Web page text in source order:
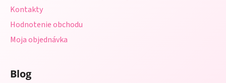
Kontakty
Hodnotenie obchodu
Moja objednávka
Blog